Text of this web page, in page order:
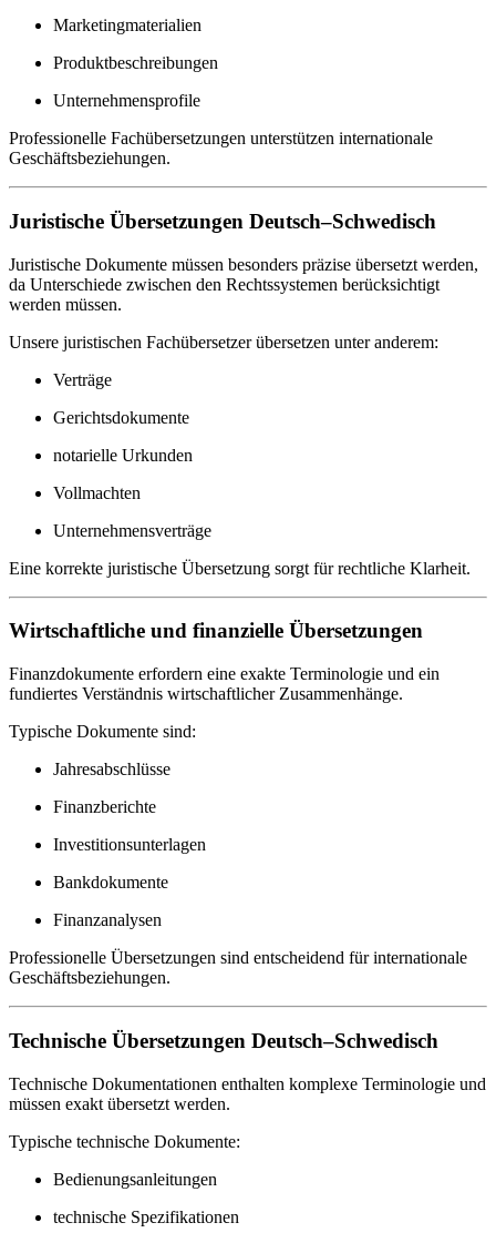
Marketingmaterialien
Produktbeschreibungen
Unternehmensprofile
Professionelle Fachübersetzungen unterstützen internationale
Geschäftsbeziehungen.
Juristische Übersetzungen Deutsch–Schwedisch
Juristische Dokumente müssen besonders präzise übersetzt werden,
da Unterschiede zwischen den Rechtssystemen berücksichtigt
werden müssen.
Unsere juristischen Fachübersetzer übersetzen unter anderem:
Verträge
Gerichtsdokumente
notarielle Urkunden
Vollmachten
Unternehmensverträge
Eine korrekte juristische Übersetzung sorgt für rechtliche Klarheit.
Wirtschaftliche und finanzielle Übersetzungen
Finanzdokumente erfordern eine exakte Terminologie und ein
fundiertes Verständnis wirtschaftlicher Zusammenhänge.
Typische Dokumente sind:
Jahresabschlüsse
Finanzberichte
Investitionsunterlagen
Bankdokumente
Finanzanalysen
Professionelle Übersetzungen sind entscheidend für internationale
Geschäftsbeziehungen.
Technische Übersetzungen Deutsch–Schwedisch
Technische Dokumentationen enthalten komplexe Terminologie und
müssen exakt übersetzt werden.
Typische technische Dokumente:
Bedienungsanleitungen
technische Spezifikationen